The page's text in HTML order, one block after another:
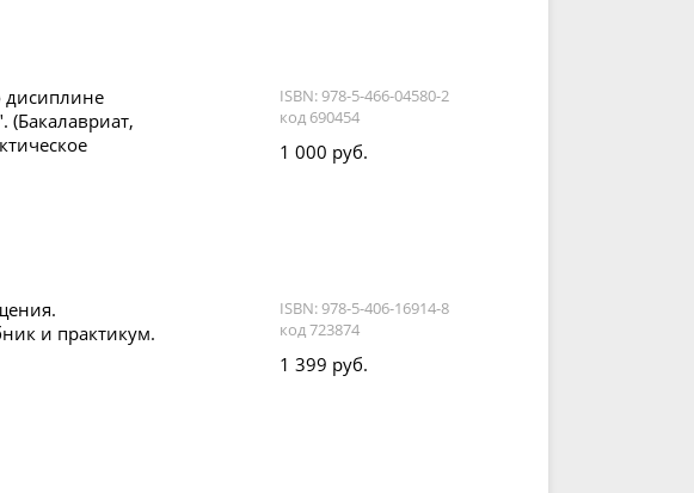
дисиплине
ISBN: 978-5-466-04580-2
код 690454
1 000 руб.
и практикум.
ISBN: 978-5-406-16914-8
код 723874
1 399 руб.